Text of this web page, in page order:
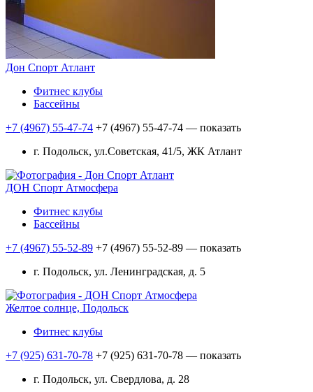
Дон Спорт Атлант
Фитнес клубы
Бассейны
+7 (4967) 55-47-74 +7 (4967) 55-47-74 — показать
г. Подольск, ул.Советская, 41/5, ЖК Атлант
ДОН Спорт Атмосфера
Фитнес клубы
Бассейны
+7 (4967) 55-52-89 +7 (4967) 55-52-89 — показать
г. Подольск, ул. Ленинградская, д. 5
Желтое солнце, Подольск
Фитнес клубы
+7 (925) 631-70-78 +7 (925) 631-70-78 — показать
г. Подольск, ул. Свердлова, д. 28